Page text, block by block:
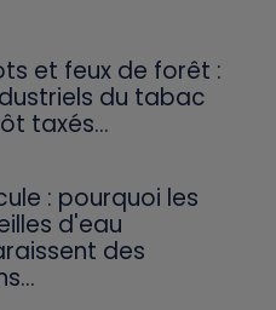
et feux de forêt :
du tabac
taxés...
: pourquoi les
d'eau
des